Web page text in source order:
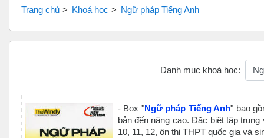
Trang chủ Khoá học Ngữ pháp Tiếng Anh
Danh mục khoá học:
- Box "Ngữ pháp Tiếng Anh" bao
bản đến nâng cao. Đặc biệt tập
10, 11, 12, ôn thi THPT quốc gia và